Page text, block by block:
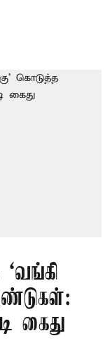
கைது